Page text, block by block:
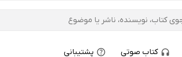
کتاب صوتی پشتیبانی